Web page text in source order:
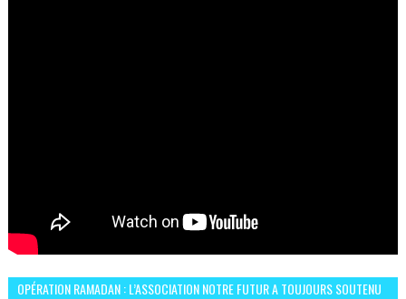
OPÉRATION RAMADAN : L’ASSOCIATION NOTRE FUTUR A TOUJOURS SOUTENU